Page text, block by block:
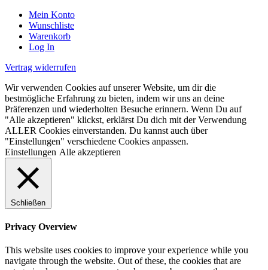
Mein Konto
Wunschliste
Warenkorb
Log In
Vertrag widerrufen
Wir verwenden Cookies auf unserer Website, um dir die
bestmögliche Erfahrung zu bieten, indem wir uns an deine
Präferenzen und wiederholten Besuche erinnern. Wenn Du auf
"Alle akzeptieren" klickst, erklärst Du dich mit der Verwendung
ALLER Cookies einverstanden. Du kannst auch über
"Einstellungen" verschiedene Cookies anpassen.
Einstellungen Alle akzeptieren
Schließen
Privacy Overview
This website uses cookies to improve your experience while you
navigate through the website. Out of these, the cookies that are